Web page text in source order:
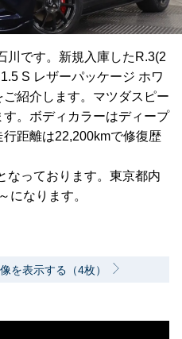
川です。新規入庫したR.3(2
S レザーパッケージ ホワ
紹介します。マツダスピー
。ボディカラーはディープ
距離は22,200kmで修復歴
なっております。東京都内
になります。
を表示する（4枚）